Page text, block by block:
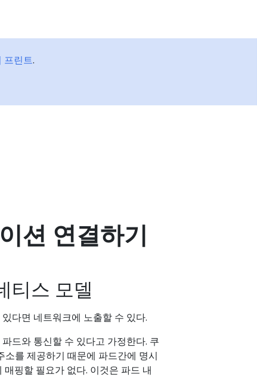
프린트.
션 연결하기
티스 모델
다면 네트워크에 노출할 수 있다.
드와 통신할 수 있다고 가정한다. 쿠
를 제공하기 때문에 파드간에 명시
핑할 필요가 없다. 이것은 파드 내